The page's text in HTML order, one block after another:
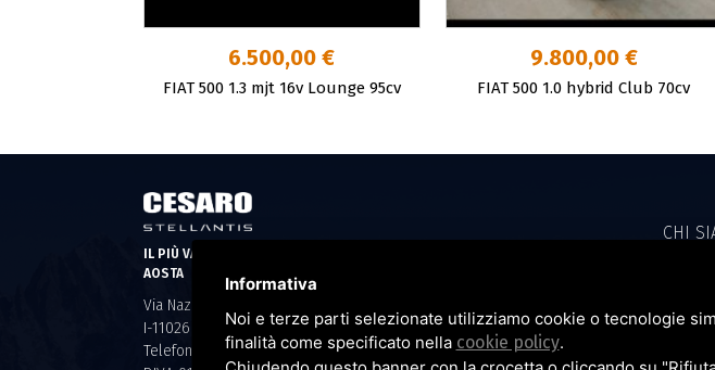
6.500,00 €
FIAT 500 1.3 mjt 16v Lounge 95cv
9.800,00 €
FIAT 500 1.0 hybrid Club 70cv
IL PIÙ VASTO ASSORTIMENTO DI AUTO NUOVE E USATE MULTIMARCA AD
AOSTA
Via Nazionale per Donnas, 69
I-11026 - Pont Saint Martin - AO
Telefono +39 0125 807969 - FAX +39 0125 805481
CHI
Informativa
Noi e terze parti selezionate utilizziamo cookie o tecnologie
finalità come specificato nella cookie policy.